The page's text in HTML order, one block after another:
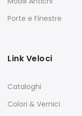
Porte e Finestre
Link Veloci
Cataloghi
Colori & Vernici